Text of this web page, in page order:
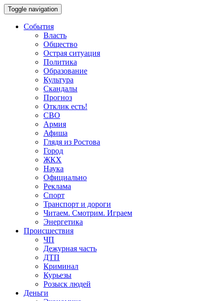
Toggle navigation
События
Власть
Общество
Острая ситуация
Политика
Образование
Культура
Скандалы
Прогноз
Отклик есть!
СВО
Армия
Афиша
Глядя из Ростова
Город
ЖКХ
Наука
Официально
Реклама
Спорт
Транспорт и дороги
Читаем. Смотрим. Играем
Энергетика
Происшествия
ЧП
Дежурная часть
ДТП
Криминал
Курьезы
Розыск людей
Деньги